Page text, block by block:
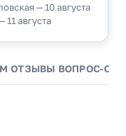
— 10 августа
августа
ОТЗЫВЫ ВОПРОС-